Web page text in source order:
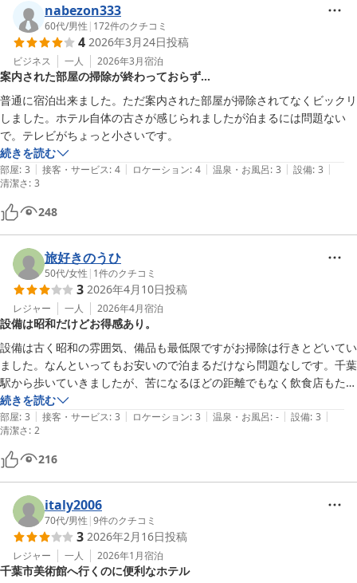
nabezon333
60代/男性 | 172件のクチコミ
4 2026年3月24日投稿
ビジネス 一人 2026年3月宿泊
案内された部屋の掃除が終わっておらず…
普通に宿泊出来ました。ただ案内された部屋が掃除されてなくビックリ
しました。ホテル自体の古さが感じられましたが泊まるには問題ない
で。テレビがちょっと小さいです。
続きを読む
部屋: 3 | 接客・サービス: 4 | ロケーション: 4 | 温泉・お風呂: 3 | 設備: 3 |
清潔さ: 3
248
旅好きのうひ
50代/女性 | 1件のクチコミ
3 2026年4月10日投稿
レジャー 一人 2026年4月宿泊
設備は昭和だけどお得感あり。
設備は古く昭和の雰囲気、備品も最低限ですがお掃除は行きとどいてい
ました。なんといってもお安いので泊まるだけなら問題なしです。千葉
駅から歩いていきましたが、苦になるほどの距離でもなく飲食店もたく
さん周りにあるので不便も感じません。
続きを読む
部屋: 3 | 接客・サービス: 3 | ロケーション: 3 | 温泉・お風呂: - | 設備: 3 |
清潔さ: 2
216
italy2006
70代/男性 |9件のクチコミ
3 2026年2月16日投稿
レジャー 一人 2026年1月宿泊
千葉市美術館へ行くのに便利なホテル